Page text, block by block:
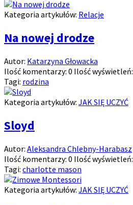
Kategoria artykułów: Relacje
Na nowej drodze
Autor: Katarzyna Głowacka
Ilość komentarzy: 0 Ilość wyświetleń:
Tagi: rodzina
Kategoria artykułów: JAK SIĘ UCZYĆ
Sloyd
Autor: Aleksandra Chlebny-Harabasz
Ilość komentarzy: 0 Ilość wyświetleń:
Tagi: charlotte mason
Kategoria artykułów: JAK SIĘ UCZYĆ